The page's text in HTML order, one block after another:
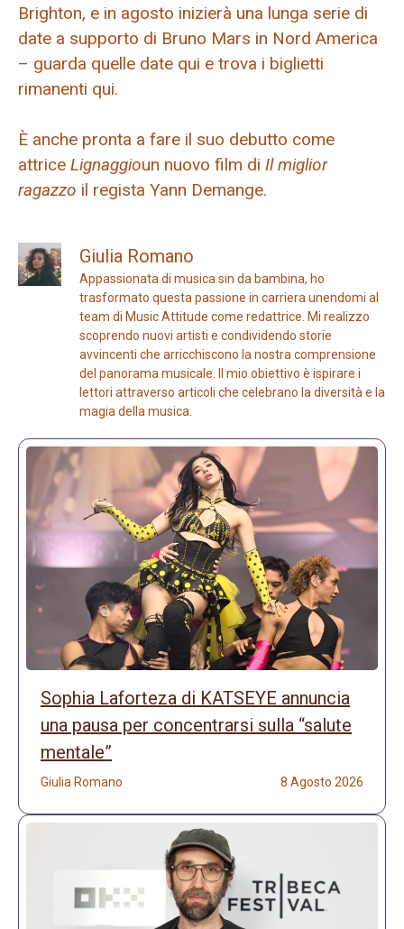
Brighton, e in agosto inizierà una lunga serie di
date a supporto di Bruno Mars in Nord America
– guarda quelle date qui e trova i biglietti
rimanenti qui.
È anche pronta a fare il suo debutto come
attrice Lignaggioun nuovo film di Il miglior
ragazzo il regista Yann Demange.
Giulia Romano
Appassionata di musica sin da bambina, ho
trasformato questa passione in carriera unendomi al
team di Music Attitude come redattrice. Mi realizzo
scoprendo nuovi artisti e condividendo storie
avvincenti che arricchiscono la nostra comprensione
del panorama musicale. Il mio obiettivo è ispirare i
lettori attraverso articoli che celebrano la diversità e la
magia della musica.
Sophia Laforteza di KATSEYE annuncia
una pausa per concentrarsi sulla “salute
mentale”
Giulia Romano 8 Agosto 2026